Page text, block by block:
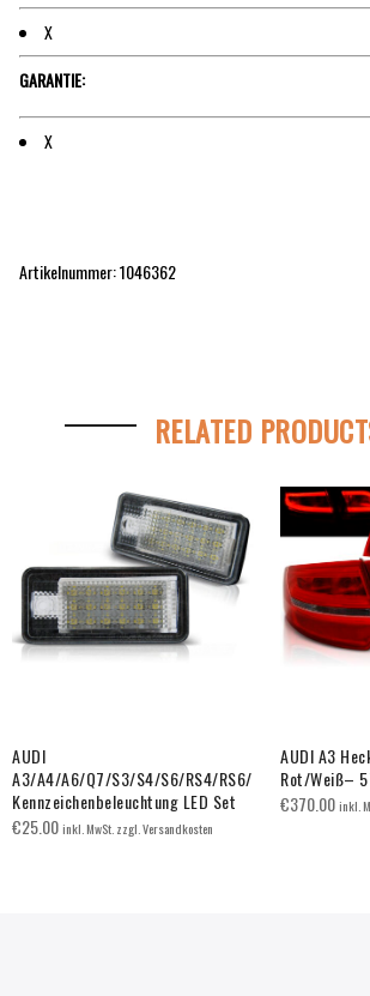
X
GARANTIE:
X
Artikelnummer: 1046362
RELATED
AUDI
A3/A4/A6/Q7/S3/S4/S6/RS4/RS6/
Kennzeichenbeleuchtung LED Set
€25.00inkl. MwSt. zzgl. Versandkosten
AUDI A3
Rot/Weiß–
€370.00inkl.